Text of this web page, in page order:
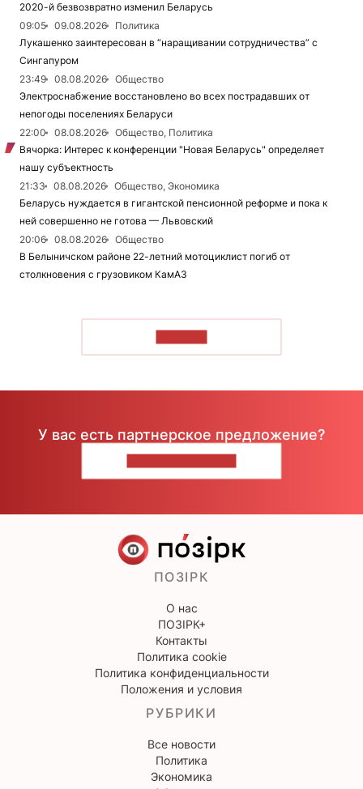
2020-й безвозвратно изменил Беларусь
09:05
09.08.2026
Политика
Лукашенко заинтересован в “наращивании сотрудничества” с
Сингапуром
23:49
08.08.2026
Общество
Электроснабжение восстановлено во всех пострадавших от
непогоды поселениях Беларуси
22:00
08.08.2026
Общество, Политика
Вячорка: Интерес к конференции "Новая Беларусь" определяет
нашу субъектность
21:33
08.08.2026
Общество, Экономика
Беларусь нуждается в гигантской пенсионной реформе и пока к
ней совершенно не готова — Львовский
20:06
08.08.2026
Общество
В Белыничском районе 22-летний мотоциклист погиб от
столкновения с грузовиком КамАЗ
У вас есть партнерское предложение?
ПОЗІРК
О нас
ПОЗІРК+
Контакты
Политика cookie
Политика конфиденциальности
Положения и условия
РУБРИКИ
Все новости
Политика
Экономика